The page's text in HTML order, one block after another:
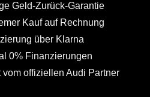
Geld-Zurück-Garantie
Kauf auf Rechnung
über Klarna
0% Finanzierungen
vom offiziellen Audi Partner